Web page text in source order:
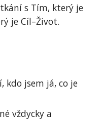
s Tím, který je
je Cíl–Život.
kdo jsem já, co je
vždycky a